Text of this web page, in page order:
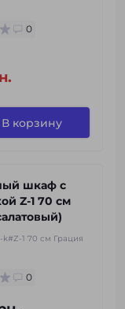
0
В корзину
шкаф с
Z-1 70 см
k#Z-1 70 см Грация
0